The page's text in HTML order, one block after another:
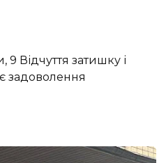
9 Відчуття затишку і
задоволення